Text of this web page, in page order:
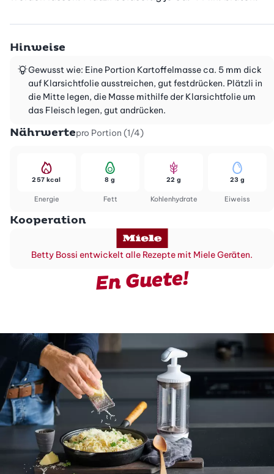
Hinweise
Gewusst wie: Eine Portion Kartoffelmasse ca. 5 mm dick
auf Klarsichtfolie ausstreichen, gut festdrücken. Plätzli in
die Mitte legen, die Masse mithilfe der Klarsichtfolie um
das Fleisch legen, gut andrücken.
Nährwertepro Portion (1/4)
Energie
257 kcal
Fett
8 g
Kohlenhydrate
22 g
Eiweiss
23 g
Kooperation
Betty Bossi entwickelt alle Rezepte mit Miele Geräten.
En Guete!